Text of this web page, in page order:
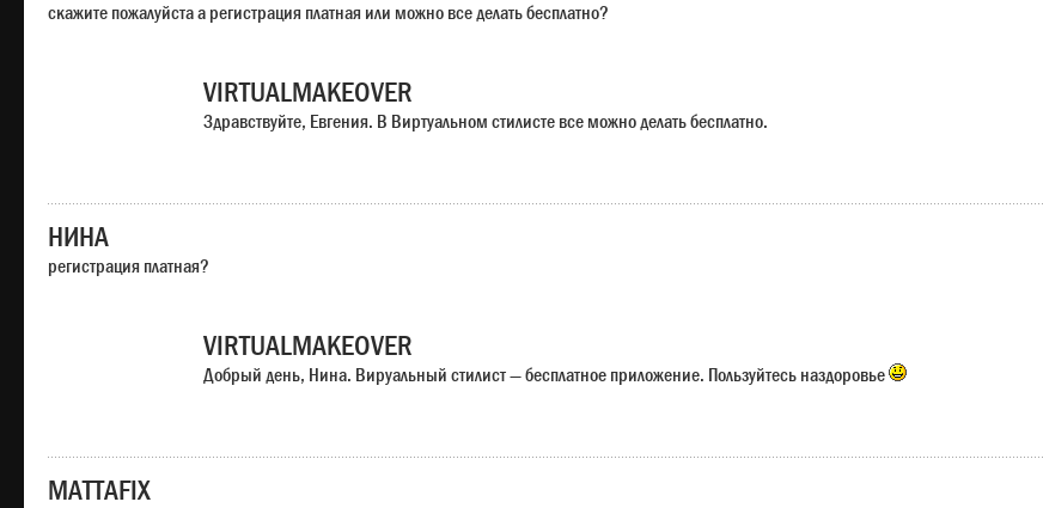
скажите пожалуйста а регистрация платная или можно все делать бесплатно?
VIRTUALMAKEOVER
Здравствуйте, Евгения. В Виртуальном стилисте все можно делать бесплатно.
НИНА
регистрация платная?
VIRTUALMAKEOVER
Добрый день, Нина. Вируальный стилист — бесплатное приложение. Пользуйтесь наздоровье
MATTAFIX